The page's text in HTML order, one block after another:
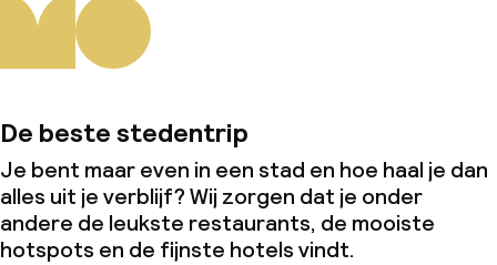
De beste stedentrip
Je bent maar even in een stad en hoe haal je dan
alles uit je verblijf? Wij zorgen dat je onder
andere de leukste restaurants, de mooiste
hotspots en de fijnste hotels vindt.